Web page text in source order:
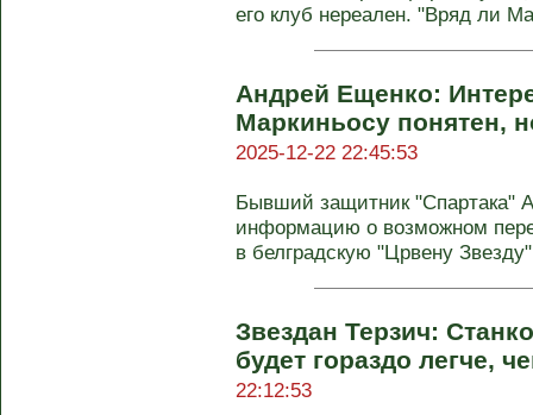
его клуб нереален. "Вряд ли
Андрей Ещенко:
Маркиньосу понятен,
2025-12-22 22:45:53
Бывший защитник "Спартака"
информацию о возможном
в белградскую "Црвену
Звездан Терзич:
будет гораздо легче,
22:12:53